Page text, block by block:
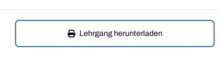
Lehrgang herunterladen